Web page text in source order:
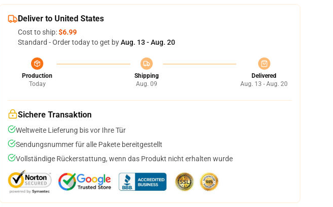
Deliver to United States
Cost to ship:$6.99
Standard - Order today to get byAug. 13 - Aug. 20
Production
Today
Shipping
Aug. 09
Delivered
Aug. 13 - Aug. 20
Sichere Transaktion
Weltweite Lieferung bis vor Ihre Tür
Sendungsnummer für alle Pakete bereitgestellt
Vollständige Rückerstattung, wenn das Produkt nicht erhalten wurde